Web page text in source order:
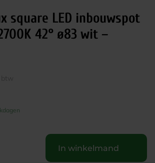
square LED inbouwspot
42° ø83 wit –
In winkelmand